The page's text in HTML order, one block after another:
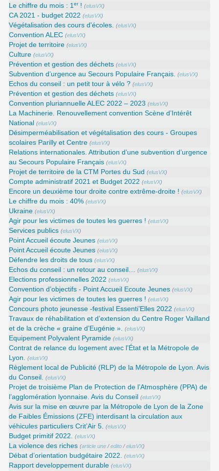
Le chiffre du mois : 1er! (elusVX)
CA 2021 - budget 2022 (elusVX)
Végétalisation des cours d’écoles. (elusVX)
Convention ALEC (elusVX)
Projet de territoire (elusVX)
Culture (elusVX)
Prévention et gestion des déchets (elusVX)
Subvention d’urgence au Secours Populaire Français. (elusVX)
Echos du conseil : un petit tour à vélo ? (elusVX)
Prévention et gestion des déchets (elusVX)
Convention pluriannuelle ALEC 2022 – 2023 (elusVX)
La Machinerie. Renouvellement convention Scène d’Intérêt
National
(elusVX)
Désimperméabilisation et végétalisation des cours - Groupes
scolaires Parilly et Centre (elusVX)
Relations internationales. Attribution d’une subvention d’urgence
au Secours Populaire Français (elusVX)
Projet de territoire de la CTM Portes du Sud (elusVX)
Compte administratif 2021 et Budget 2022 (elusVX)
Encore un deuxième tour droite contre extrême-droite ! (elusVX)
Le chiffre du mois : 40% (elusVX)
Ukraine (elusVX)
Agir pour les victimes de toutes les guerres ! (elusVX)
Services publics (elusVX)
Point Accueil écoute Jeunes (elusVX)
Point Accueil écoute Jeunes (elusVX)
Défendre les droits de tous (elusVX)
Echos du conseil : un retour au conseil… (elusVX)
Elections professionnelles 2022 (elusVX)
Convention d’objectifs - Point Accueil Ecoute Jeunes (elusVX)
Agir pour les victimes de toutes les guerres ! (elusVX)
Concours photo jeunesse -festival Essenti’Elles 2022 (elusVX)
Travaux de réhabilitation et d’extension du Centre Roger Vailland
et de la crèche « graine d’Eugénie ». (elusVX)
Equipement Polyvalent Pyramide (elusVX)
Contrat de relance du logement avec l’État et la Métropole de
Lyon. (elusVX)
Règlement local de Publicité (RLP) de la Métropole de Lyon. Avis
du Conseil. (elusVX)
Projet de troisième Plan de Protection de l’Atmosphère (PPA) de
l’agglomération lyonnaise. Avis du Conseil
(elusVX)
Avis sur la mise en œuvre par la Métropole de Lyon de la Zone
de Faibles Émissions (ZFE) interdisant la circulation aux
véhicules particuliers Crit’Air 5. (elusVX)
Budget primitif 2022. (elusVX)
La violence des riches (article une /edito /elusVX)
Débat d’orientation budgétaire 2022. (elusVX)
Rapport developpement durable (elusVX)